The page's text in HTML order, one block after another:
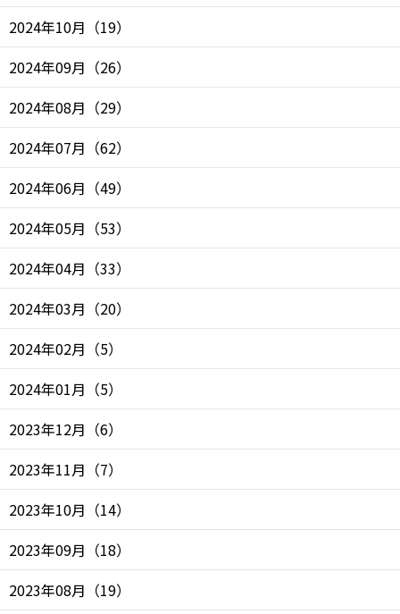
2024年10月 （19）
2024年09月 （26）
2024年08月 （29）
2024年07月 （62）
2024年06月 （49）
2024年05月 （53）
2024年04月 （33）
2024年03月 （20）
2024年02月 （5）
2024年01月 （5）
2023年12月 （6）
2023年11月 （7）
2023年10月 （14）
2023年09月 （18）
2023年08月 （19）